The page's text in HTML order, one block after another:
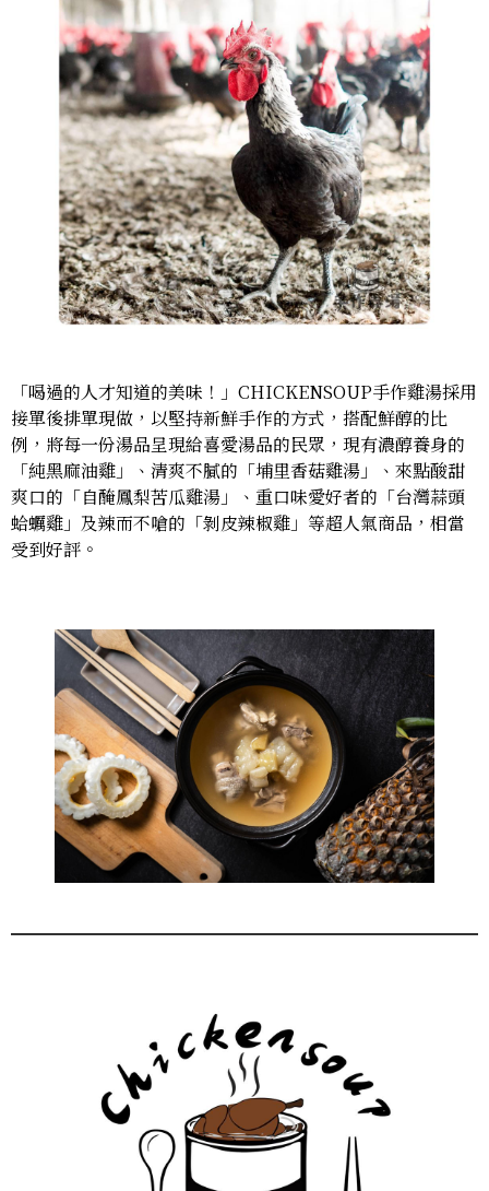
「喝過的人才知道的美味！」CHICKENSOUP手作雞湯採用
接單後排單現做，以堅持新鮮手作的方式，搭配鮮醇的比
例，將每一份湯品呈現給喜愛湯品的民眾，現有濃醇養身的
「純黑麻油雞」、清爽不膩的「埔里香菇雞湯」、來點酸甜
爽口的「自醃鳳梨苦瓜雞湯」、重口味愛好者的「台灣蒜頭
蛤蠣雞」及辣而不嗆的「剝皮辣椒雞」等超人氣商品，相當
受到好評。